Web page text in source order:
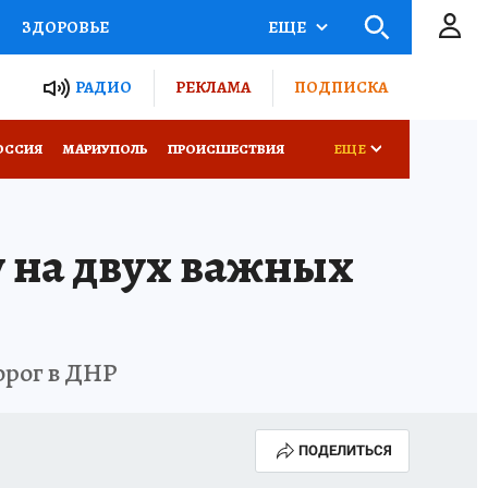
ЗДОРОВЬЕ
РОССИИ
ЕЩЕ
РАДИО РЕКЛАМА ПОДПИСКА
МАРИУПОЛЬ ПРОИСШЕСТВИЯ ЕЩЕ
на двух важных
в ДНР
ПОДЕЛИТЬСЯ